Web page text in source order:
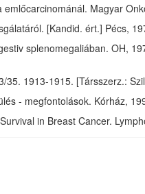
Magyar
[Kandid. ért.] Pécs,
splenomegaliában. OH,
1913-1915. [Társszerz.:
- megfontolások. Kórház,
in Breast Cancer.